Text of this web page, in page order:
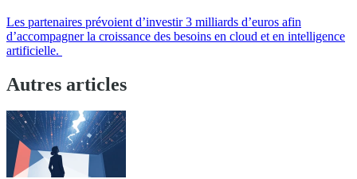
Les partenaires prévoient d’investir 3 milliards d’euros afin
d’accompagner la croissance des besoins en cloud et en intelligence
artificielle.
Autres articles